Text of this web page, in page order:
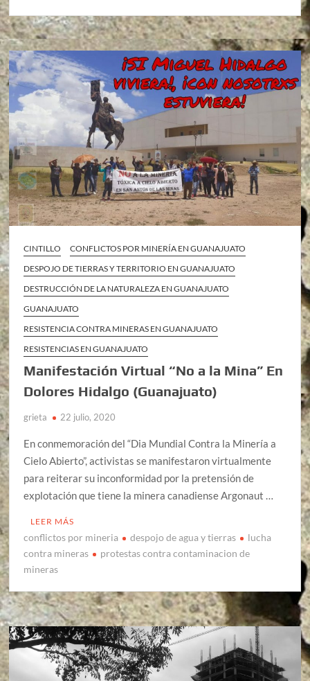
CINTILLO
CONFLICTOS POR MINERÍA EN GUANAJUATO
DESPOJO DE TIERRAS Y TERRITORIO EN GUANAJUATO
DESTRUCCIÓN DE LA NATURALEZA EN GUANAJUATO
GUANAJUATO
RESISTENCIA CONTRA MINERAS EN GUANAJUATO
RESISTENCIAS EN GUANAJUATO
Manifestación Virtual “No a la Mina” En
Dolores Hidalgo (Guanajuato)
grieta 22 julio, 2020
En conmemoración del “Dia Mundial Contra la Minería a
Cielo Abierto”, activistas se manifestaron virtualmente
para reiterar su inconformidad por la pretensión de
explotación que tiene la minera canadiense Argonaut …
LEER MÁS
conflictos por mineria despojo de agua y tierras
lucha
contra mineras
protestas contra contaminacion de
mineras